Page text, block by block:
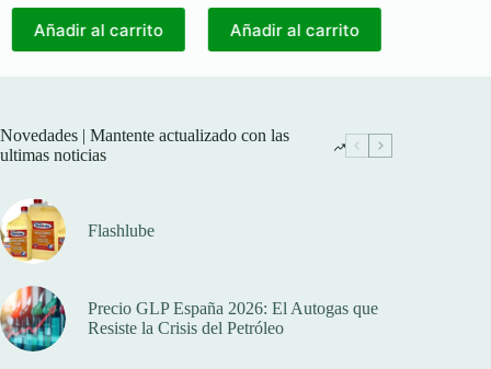
Añadir al carrito Añadir al carrito
Novedades | Mantente actualizado con las
ultimas noticias
Flashlube
Precio GLP España 2026: El Autogas que
Resiste la Crisis del Petróleo